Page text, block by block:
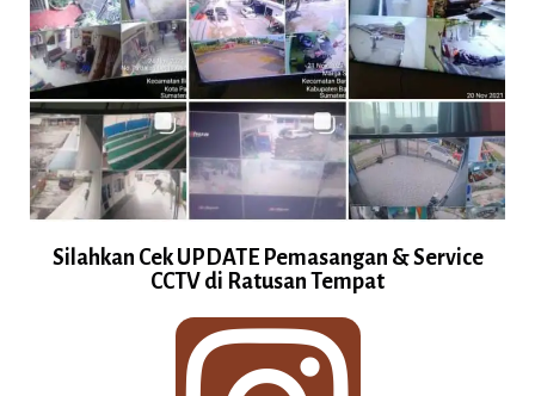
Silahkan Cek UPDATE Pemasangan & Service
CCTV di Ratusan Tempat